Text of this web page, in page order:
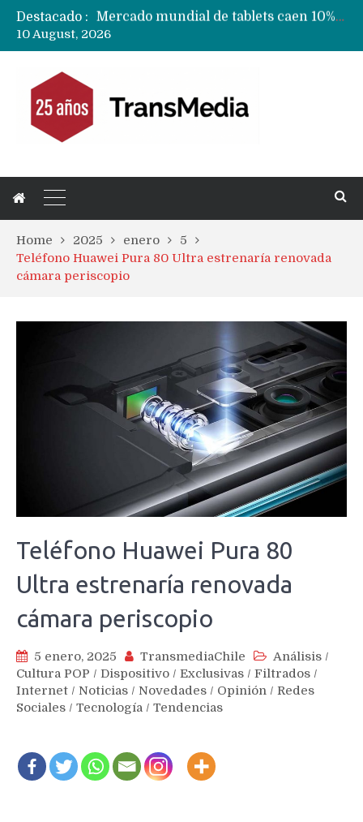
Destacado :
Fabricantes suben precios de teléfonos y ganan más dinero en un mercado donde Xiaomi alerta por no mejorar ventas
10 August, 2026
Home 2025 enero
5
Teléfono Huawei Pura 80 Ultra estrenaría renovada
cámara periscopio
Teléfono Huawei Pura 80
Ultra estrenaría renovada
cámara periscopio
5 enero, 2025 TransmediaChile Análisis /
Cultura POP / Dispositivo / Exclusivas / Filtrados /
Internet / Noticias / Novedades / Opinión / Redes
Sociales / Tecnología / Tendencias